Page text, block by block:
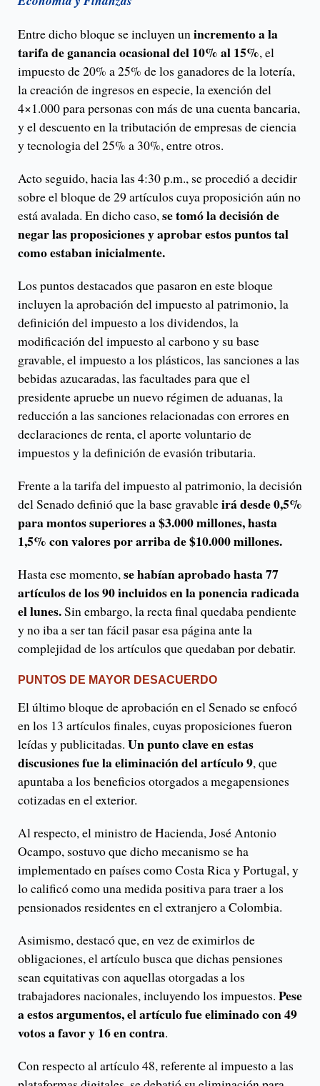
Entre dicho bloque se incluyen unincremento a la
tarifa de ganancia ocasional del 10% al 15%, el
impuesto de 20% a 25% de los ganadores de la lotería,
la creación de ingresos en especie, la exención del
4×1.000 para personas con más de una cuenta bancaria,
y el descuento en la tributación de empresas de ciencia
y tecnologia del 25% a 30%, entre otros.
Acto seguido, hacia las 4:30 p.m., se procedió a decidir
sobre el bloque de 29 artículos cuya proposición aún no
está avalada. En dicho caso,se tomó la decisión de
negar las proposiciones y aprobar estos puntos tal
como estaban inicialmente.
Los puntos destacados que pasaron en este bloque
incluyen la aprobación del impuesto al patrimonio, la
definición del impuesto a los dividendos, la
modificación del impuesto al carbono y su base
gravable, el impuesto a los plásticos, las sanciones a las
bebidas azucaradas, las facultades para que el
presidente apruebe un nuevo régimen de aduanas, la
reducción a las sanciones relacionadas con errores en
declaraciones de renta, el aporte voluntario de
impuestos y la definición de evasión tributaria.
Frente a la tarifa del impuesto al patrimonio, la decisión
del Senado definió que la base gravableirá desde 0,5%
para montos superiores a $3.000 millones, hasta
1,5% con valores por arriba de $10.000 millones.
Hasta ese momento,se habían aprobado hasta 77
artículos de los 90 incluidos en la ponencia radicada
el lunes.Sin embargo, la recta final quedaba pendiente
y no iba a ser tan fácil pasar esa página ante la
complejidad de los artículos que quedaban por debatir.
PUNTOS DE MAYOR DESACUERDO
El último bloque de aprobación en el Senado se enfocó
en los 13 artículos finales, cuyas proposiciones fueron
leídas y publicitadas. Un punto clave en estas
discusiones fue la eliminación del artículo 9, que
apuntaba a los beneficios otorgados a megapensiones
cotizadas en el exterior.
Al respecto, el ministro de Hacienda, José Antonio
Ocampo, sostuvo que dicho mecanismo se ha
implementado en países como Costa Rica y Portugal, y
lo calificó como una medida positiva para traer a los
pensionados residentes en el extranjero a Colombia.
Asimismo, destacó que, en vez de eximirlos de
obligaciones, el artículo busca que dichas pensiones
sean equitativas con aquellas otorgadas a los
trabajadores nacionales, incluyendo los impuestos. Pese
a estos argumentos, el artículo fue eliminado con 49
votos a favor y 16 en contra.
Con respecto al artículo 48, referente al impuesto a las